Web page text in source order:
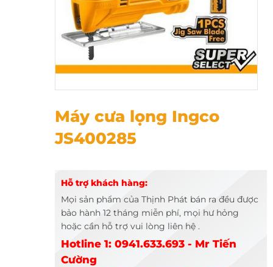
Máy cưa lọng Ingco
JS400285
Hỗ trợ khách hàng:
Mọi sản phẩm của Thịnh Phát bán ra đều được
bảo hành 12 tháng miễn phí, mọi hư hỏng
hoặc cần hỗ trợ vui lòng liên hệ .
Hotline 1: 0941.633.693 - Mr Tiến
Cường